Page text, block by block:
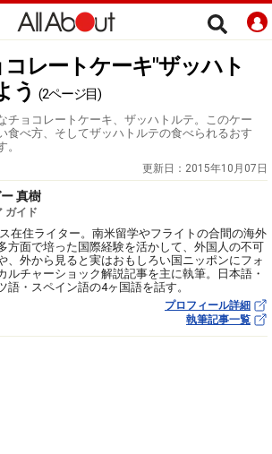
レートケーキ"ザッハト
う (2ページ目)
チョコレートケーキ、ザッハトルテ。このケー
食べ方、そしてザッハトルテの食べられるおす
更新日： 2015年10月07日
真樹
ガイド
在住ライター。南米留学やフライトの合間の海外
方面で培った国際経験を活かして、外国人の不可
、外から見ると実はおもしろい国ニッポンにフォ
ルチャーショック解説記事を主に執筆。日本語・
語・スペイン語の4ヶ国語を話す。
プロフィール詳細
執筆記事一覧